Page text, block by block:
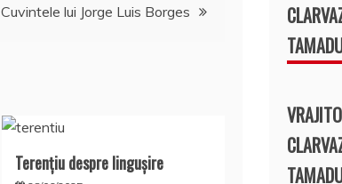
Cuvintele lui Jorge Luis Borges
Terențiu despre lingușire